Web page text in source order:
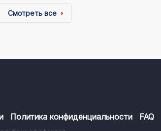
Смотреть все
Политика конфиденциальности FAQ